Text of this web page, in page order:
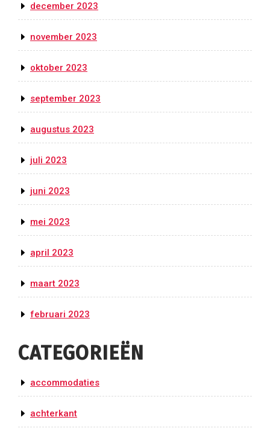
december 2023
november 2023
oktober 2023
september 2023
augustus 2023
juli 2023
juni 2023
mei 2023
april 2023
maart 2023
februari 2023
CATEGORIEËN
accommodaties
achterkant